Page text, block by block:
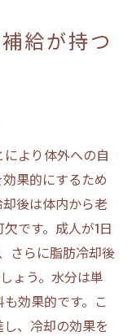
給が持つ
より体外への自
果的にするため
後は体内から老
です。成人が1日
さらに脂肪冷却後
ょう。水分は単
効果的です。こ
、冷却の効果を